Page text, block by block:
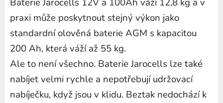
praxi může poskytnout stejný výkon jako
standardní olověná baterie AGM s kapacitou
200 Ah, která váží až 55 kg.
Ale to není všechno. Baterie Jarocells lze také
nabíjet velmi rychle a nepotřebují udržovací
nabíječku, když jsou v klidu. Beztak nedochází k